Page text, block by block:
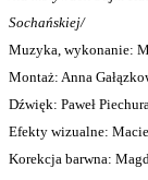
Sochańskiej/
Muzyka, wykonanie:
Montaż: Anna
Dźwięk: Paweł
Efekty wizualne:
Korekcja barwna: